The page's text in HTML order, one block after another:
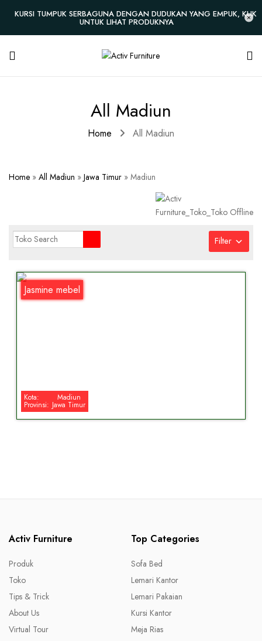
KURSI TUMPUK SERBAGUNA DENGAN DUDUKAN YANG EMPUK, KLIK
UNTUK LIHAT PRODUKNYA
All Madiun
Home All Madiun
Home » All Madiun » Jawa Timur » Madiun
Filter
Jasmine mebel
Kota: Madiun
Provinsi: Jawa Timur
Activ Furniture
Produk
Toko
Tips & Trick
About Us
Virtual Tour
Top Categories
Sofa Bed
Lemari Kantor
Lemari Pakaian
Kursi Kantor
Meja Rias